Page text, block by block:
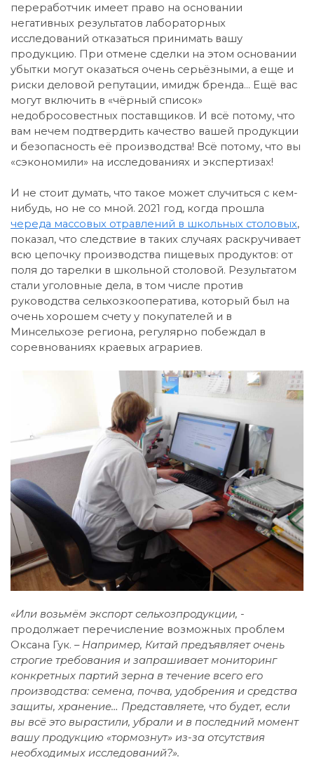
переработчик имеет право на основании
негативных результатов лабораторных
исследований отказаться принимать вашу
продукцию. При отмене сделки на этом основании
убытки могут оказаться очень серьёзными, а еще и
риски деловой репутации, имидж бренда… Ещё вас
могут включить в «чёрный список»
недобросовестных поставщиков. И всё потому, что
вам нечем подтвердить качество вашей продукции
и безопасность её производства! Всё потому, что вы
«сэкономили» на исследованиях и экспертизах!
И не стоит думать, что такое может случиться с кем-
нибудь, но не со мной. 2021 год, когда прошла
череда массовых отравлений в школьных столовых,
показал, что следствие в таких случаях раскручивает
всю цепочку производства пищевых продуктов: от
поля до тарелки в школьной столовой. Результатом
стали уголовные дела, в том числе против
руководства сельхозкооператива, который был на
очень хорошем счету у покупателей и в
Минсельхозе региона, регулярно побеждал в
соревнованиях краевых аграриев.
«Или возьмём экспорт сельхозпродукции, -
продолжает перечисление возможных проблем
Оксана Гук. – Например, Китай предъявляет очень
строгие требования и запрашивает мониторинг
конкретных партий зерна в течение всего его
производства: семена, почва, удобрения и средства
защиты, хранение… Представляете, что будет, если
вы всё это вырастили, убрали и в последний момент
вашу продукцию «тормознут» из-за отсутствия
необходимых исследований?».